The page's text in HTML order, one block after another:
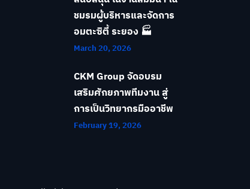
ชมรมผู้บริหารและจัดการ
อมตะซิตี้ ระยอง 🏭
March 20, 2026
CKM Group จัดอบรม
เสริมศักยภาพทีมงาน สู่
การเป็นวิทยากรมืออาชีพ
February 19, 2026